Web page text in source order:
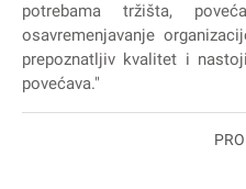
potrebama tržišta,
osavremenjavanje
prepoznatljiv kvalitet i
povećava."